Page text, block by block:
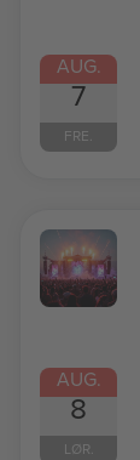
AUG.
7
FRE.
AUG.
8
LØR.